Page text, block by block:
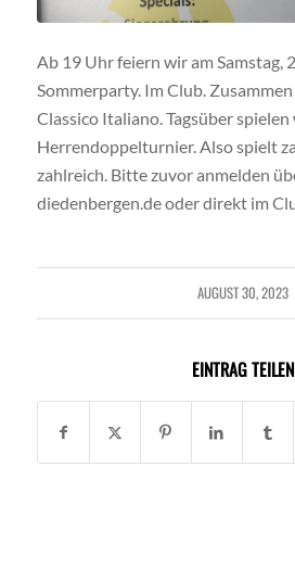
Ab 19 Uhr feiern wir am Samstag,
Sommerparty. Im Club.
Classico Italiano. Tagsüber
Herrendoppelturnier. Also spielt
zahlreich. Bitte zuvor anmelden
diedenbergen.de oder direkt im
AUGUST 30, 2023
EINTRAG TEILEN